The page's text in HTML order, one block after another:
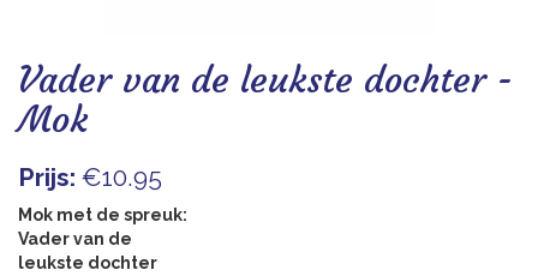
Vader van de leukste dochter -
Mok
Prijs: €10.95
Mok met de spreuk:
Vader van de
leukste dochter